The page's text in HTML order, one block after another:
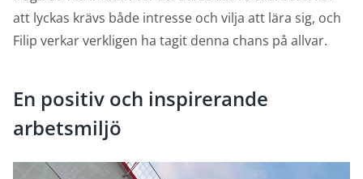
att lyckas krävs både intresse och vilja att lära sig, och
Filip verkar verkligen ha tagit denna chans på allvar.
En positiv och inspirerande
arbetsmiljö